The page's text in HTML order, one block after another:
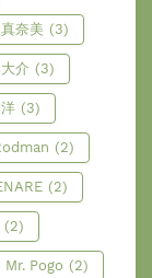
奈美 (3)
介 (3)
(3)
(2)
(2)
(2)
Mr. Pogo (2)